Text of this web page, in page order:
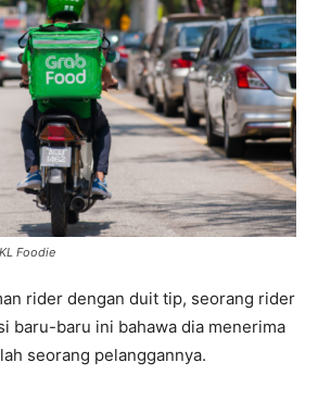
Foodie
rider dengan duit tip, seorang rider
baru-baru ini bahawa dia menerima
seorang pelanggannya.